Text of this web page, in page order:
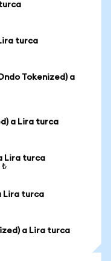
turca
Tokenized) a
a Lira turca
Lira turca
₺
Lira turca
a Lira turca